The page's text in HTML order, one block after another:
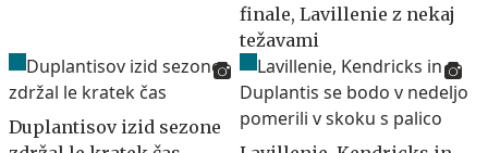
finale, Lavillenie z nekaj
težavami
Duplantisov izid sezone